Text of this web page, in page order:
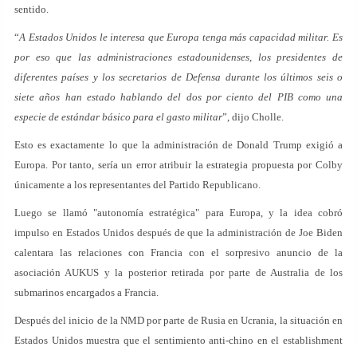
sentido.
“A Estados Unidos le interesa que Europa tenga más capacidad militar. Es
por eso que las administraciones estadounidenses, los presidentes de
diferentes países y los secretarios de Defensa durante los últimos seis o
siete años han estado hablando del dos por ciento del PIB como una
especie de estándar básico para el gasto militar”, dijo Cholle.
Esto es exactamente lo que la administración de Donald Trump exigió a
Europa. Por tanto, sería un error atribuir la estrategia propuesta por Colby
únicamente a los representantes del Partido Republicano.
Luego se llamó "autonomía estratégica" para Europa, y la idea cobró
impulso en Estados Unidos después de que la administración de Joe Biden
calentara las relaciones con Francia con el sorpresivo anuncio de la
asociación AUKUS y la posterior retirada por parte de Australia de los
submarinos encargados a Francia.
Después del inicio de la NMD por parte de Rusia en Ucrania, la situación en
Estados Unidos muestra que el sentimiento anti-chino en el establishment